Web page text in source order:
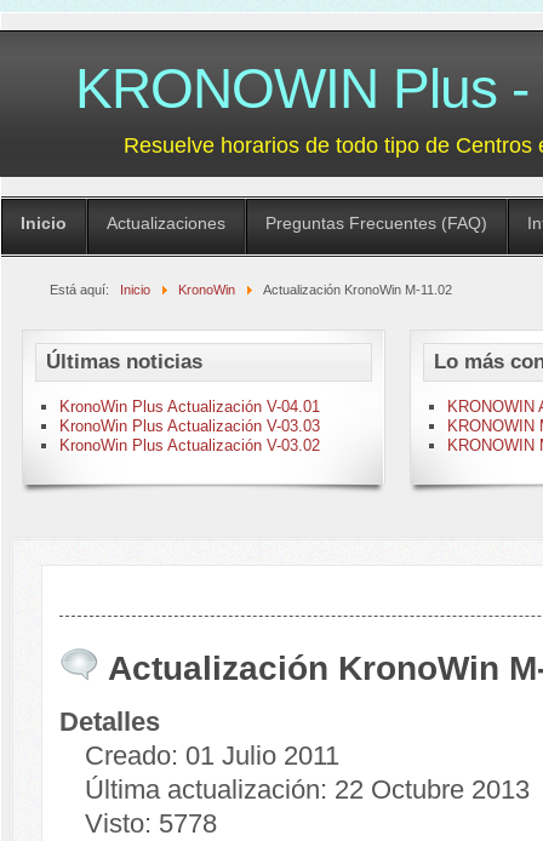
KRONOWIN Plus
Resuelve horarios de todo tipo de Centros
Inicio Actualizaciones Preguntas Frecuentes (FAQ)
Está aquí: Inicio KronoWin Actualización KronoWin M-11.02
Últimas noticias
KronoWin Plus Actualización V-04.01
KronoWin Plus Actualización V-03.03
KronoWin Plus Actualización V-03.02
Lo más
KRONOWIN
KRONOWIN
KRONOWIN
Actualización KronoWin
Detalles
Creado: 01 Julio 2011
Última actualización: 22 Octubre 2013
Visto: 5778